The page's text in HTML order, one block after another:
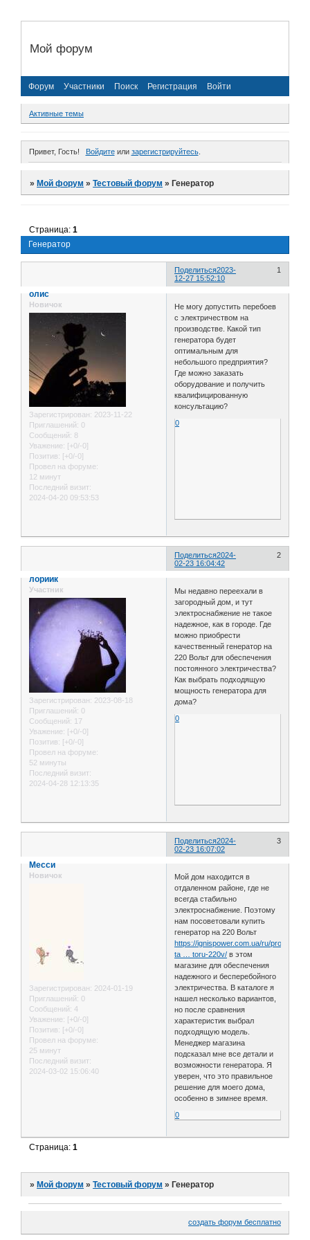
Мой форум
Форум Участники Поиск Регистрация Войти
Активные темы
Привет, Гость! Войдитеили зарегистрируйтесь.
»Мой форум »Тестовый форум »Генератор
Генератор
Страница:1
Поделиться 1
2023-
12-27 15:52:10
олис
Новичок
Зарегистрирован: 2023-11-22
Приглашений: 0
Сообщений: 8
Уважение: [+0/-0]
Позитив: [+0/-0]
Провел на форуме:
12 минут
Последний визит:
2024-04-20 09:53:53
Не могу допустить перебоев
с электричеством на
производстве. Какой тип
генератора будет
оптимальным для
небольшого предприятия?
Где можно заказать
оборудование и получить
квалифицированную
консультацию?
0
Поделиться 2
2024-
02-23 16:04:42
лориик
Участник
Зарегистрирован: 2023-08-18
Приглашений: 0
Сообщений: 17
Уважение: [+0/-0]
Позитив: [+0/-0]
Провел на форуме:
52 минуты
Последний визит:
2024-04-28 12:13:35
Мы недавно переехали в
загородный дом, и тут
электроснабжение не такое
надежное, как в городе. Где
можно приобрести
качественный генератор на
220 Вольт для обеспечения
постоянного электричества?
Как выбрать подходящую
мощность генератора для
дома?
0
Поделиться 3
2024-
02-23 16:07:02
Месси
Новичок
Зарегистрирован: 2024-01-19
Приглашений: 0
Сообщений: 4
Уважение: [+0/-0]
Позитив: [+0/-0]
Провел на форуме:
25 минут
Последний визит:
2024-03-02 15:06:40
Мой дом находится в
отдаленном районе, где не
всегда стабильно
электроснабжение. Поэтому
нам посоветовали купить
генератор на 220 Вольт
https://ignispower.com.ua/ru/product-
ta … toru-220v/ в этом
магазине для обеспечения
надежного и бесперебойного
электричества. В каталоге я
нашел несколько вариантов,
но после сравнения
характеристик выбрал
подходящую модель.
Менеджер магазина
подсказал мне все детали и
возможности генератора. Я
уверен, что это правильное
решение для моего дома,
особенно в зимнее время.
0
Страница:1
» Мой форум »Тестовый форум » Генератор
создать форум бесплатно